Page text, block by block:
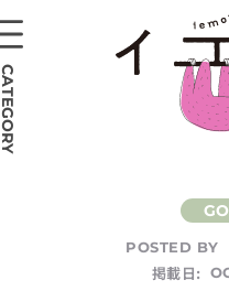
POSTED BY
掲載日: